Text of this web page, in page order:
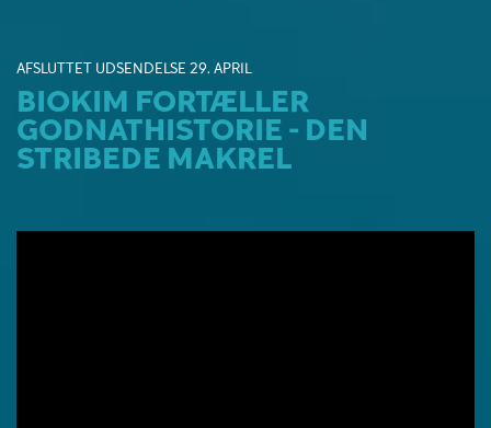
AFSLUTTET UDSENDELSE 29. APRIL
BIOKIM FORTÆLLER
GODNATHISTORIE - DEN
STRIBEDE MAKREL